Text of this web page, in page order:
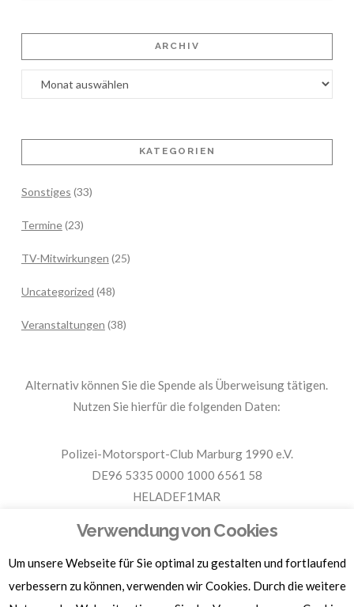
ARCHIV
Archiv
KATEGORIEN
Sonstiges (33)
Termine(23)
TV-Mitwirkungen (25)
Uncategorized (48)
Veranstaltungen (38)
Alternativ können Sie die Spende als Überweisung tätigen.
Nutzen Sie hierfür die folgenden Daten:
Polizei-Motorsport-Club Marburg 1990 e.V.
DE96 5335 0000 1000 6561 58
HELADEF1MAR
Für Spendenbescheinigungen, Sachspenden und weitere
Informationen, hier klicken.
Verwendung von Cookies
Um unsere Webseite für Sie optimal zu gestalten und fortlaufend
verbessern zu können, verwenden wir Cookies. Durch die weitere